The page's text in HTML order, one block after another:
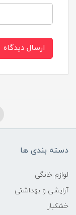
ارسال دیدگاه
دسته بندی ها
لوازم خانگی
آرایشی و بهداشتی
خشکبار